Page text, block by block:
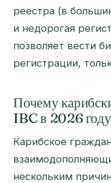
реестра (в
и недорогая
позволяет вести
регистрации,
Почему
IBC в 2026 году
Карибское
нескольким